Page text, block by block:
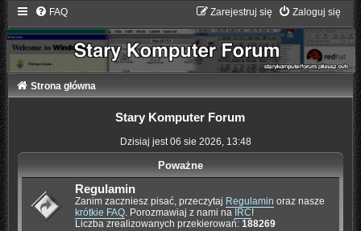
FAQ Zaloguj się
Zarejestruj się
Strona główna
Stary Komputer Forum
Dzisiaj jest 06 sie 2026, 13:48
Poważne
Regulamin
Zanim zaczniesz pisać, przeczytaj Regulamin oraz nasze
krótkie FAQ. Porozmawiaj z nami na IRC!
Liczba zrealizowanych przekierowań: 188269